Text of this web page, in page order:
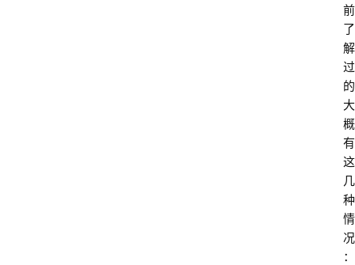
前
了
解
过
的
大
概
有
这
几
种
情
况
：